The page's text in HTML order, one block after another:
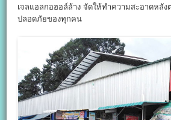
เจลแอลกอฮอล์ล้าง จัดให้ทำความสะอาดหลัง
ปลอดภัยของทุกคน